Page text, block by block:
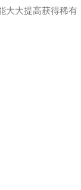
大大提高获得稀有